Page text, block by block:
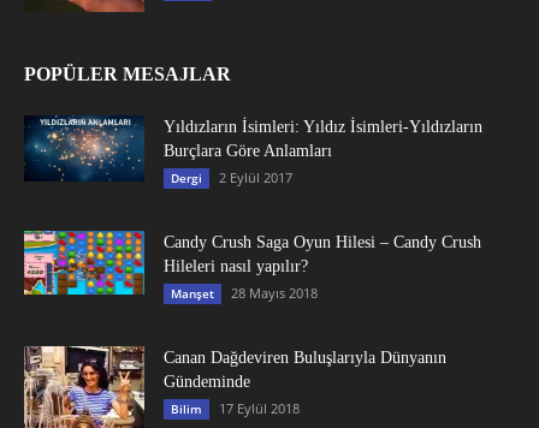
POPÜLER MESAJLAR
Yıldızların İsimleri: Yıldız İsimleri-Yıldızların
Burçlara Göre Anlamları
Dergi 2 Eylül 2017
Candy Crush Saga Oyun Hilesi – Candy Crush
Hileleri nasıl yapılır?
Manşet 28 Mayıs 2018
Canan Dağdeviren Buluşlarıyla Dünyanın
Gündeminde
Bilim 17 Eylül 2018